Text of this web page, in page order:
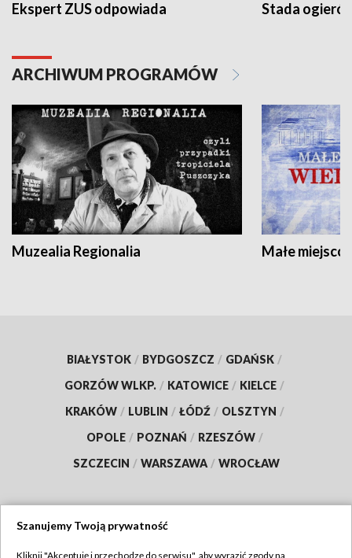
Ekspert ZUS odpowiada Stada
ARCHIWUM PROGRAMÓW
Muzealia Regionalia Małe
BIAŁYSTOK / BYDGOSZCZ / GDAŃSK /
GORZÓW WLKP. / KATOWICE / KIELCE /
KRAKÓW / LUBLIN / ŁÓDŹ / OLSZTYN /
OPOLE / POZNAŃ / RZESZÓW /
SZCZECIN / WARSZAWA / WROCŁAW
Szanujemy Twoją prywatność
Kliknij "Akceptuję i przechodzę do serwisu", aby wyrazić zgody na